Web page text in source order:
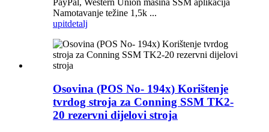
PayPal, Western Union mašina SSM aplikacija
Namotavanje težine 1,5k ...
upitdetalj
Osovina (POS No- 194x) Korištenje
tvrdog stroja za Conning SSM TK2-
20 rezervni dijelovi stroja